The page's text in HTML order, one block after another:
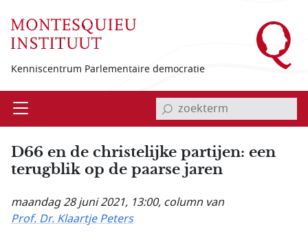
Kenniscentrum Parlementaire democratie
Open invoerveld zoekterm
D66 en de christelijke partijen: een
terugblik op de paarse jaren
maandag 28 juni 2021, 13:00, column van
Prof. Dr. Klaartje Peters